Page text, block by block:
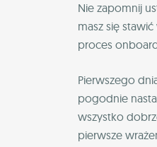
Nie zapomnij
masz się
proces
Pierwszego
pogodnie
wszystko
pierwsze